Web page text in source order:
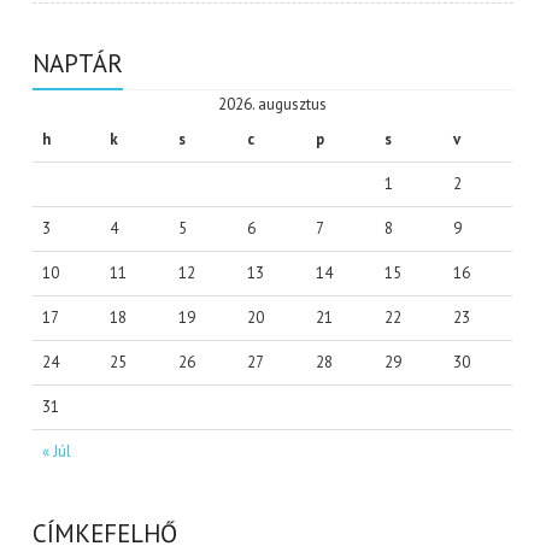
NAPTÁR
2026. augusztus
h
k s c p s v
« Júl
1 2
3 4 5 6 7 8 9
10 11 12 13 14 15 16
17 18 19 20 21 22 23
24 25 26 27 28 29 30
31
CÍMKEFELHŐ